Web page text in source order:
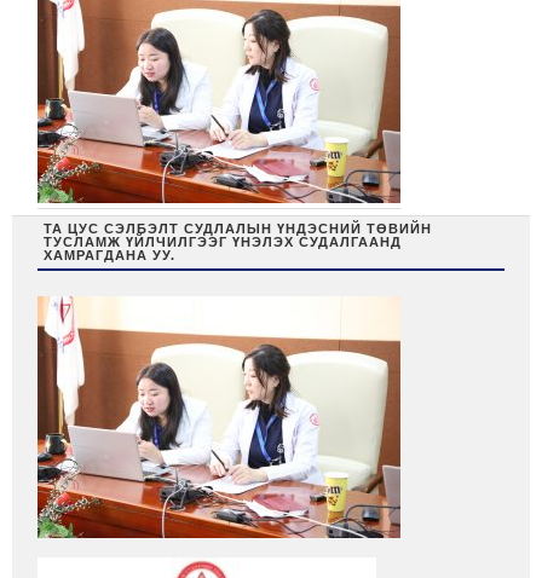
ТА ЦУС СЭЛБЭЛТ СУДЛАЛЫН ҮНДЭСНИЙ ТӨВИЙН
ТУСЛАМЖ ҮЙЛЧИЛГЭЭГ ҮНЭЛЭХ СУДАЛГААНД
ХАМРАГДАНА УУ.